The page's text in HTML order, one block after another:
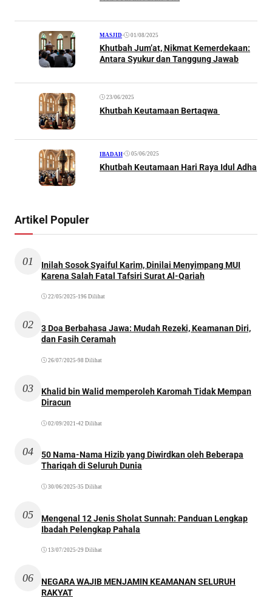
MASJID • 01/08/2025
Khutbah Jum’at, Nikmat Kemerdekaan:
Antara Syukur dan Tanggung Jawab
23/06/2025
Khutbah Keutamaan Bertaqwa
IBADAH• 05/06/2025
Khutbah Keutamaan Hari Raya Idul Adha
Artikel Populer
01
Inilah Sosok Syaiful Karim, Dinilai Menyimpang MUI
Karena Salah Fatal Tafsiri Surat Al-Qariah
22/05/2025 •196 Dilihat
02
3 Doa Berbahasa Jawa: Mudah Rezeki, Keamanan Diri,
dan Fasih Ceramah
26/07/2025 •98 Dilihat
03
Khalid bin Walid memperoleh Karomah Tidak Mempan
Diracun
02/09/2021 •42 Dilihat
04
50 Nama-Nama Hizib yang Diwirdkan oleh Beberapa
Thariqah di Seluruh Dunia
30/06/2025 •35 Dilihat
05
Mengenal 12 Jenis Sholat Sunnah: Panduan Lengkap
Ibadah Pelengkap Pahala
13/07/2025 •29 Dilihat
06
NEGARA WAJIB MENJAMIN KEAMANAN SELURUH
RAKYAT